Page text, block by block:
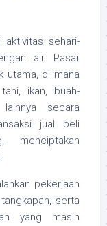
aktivitas sehari-
air. Pasar
utama, di mana
ikan, buah-
secara
jual beli
menciptakan
pekerjaan
serta
yang masih